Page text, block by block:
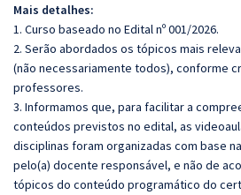
Mais detalhes:
1. Curso baseado no Edital nº 001/2026.
2. Serão abordados os tópicos mais
(não necessariamente todos), conforme
professores.
3. Informamos que, para facilitar a
conteúdos previstos no edital, as
disciplinas foram organizadas com base
pelo(a) docente responsável, e não de
tópicos do conteúdo programático do